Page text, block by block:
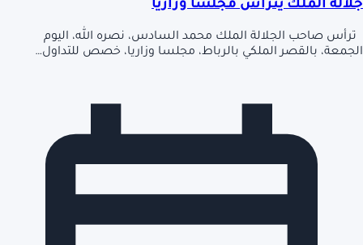
جلالة الملك يترأس مجلسا وزاريا
ترأس صاحب الجلالة الملك محمد السادس، نصره الله، اليوم
الجمعة، بالقصر الملكي بالرباط، مجلسا وزاريا، خصص للتداول…